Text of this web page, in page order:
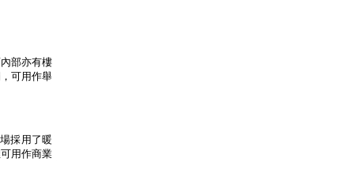
部亦有樓
可用作舉
採用了暖
用作商業